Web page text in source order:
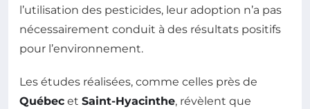
l’utilisation des pesticides, leur adoption n’a pas
nécessairement conduit à des résultats positifs
pour l’environnement.
Les études réalisées, comme celles près de
Québec et Saint-Hyacinthe, révèlent que